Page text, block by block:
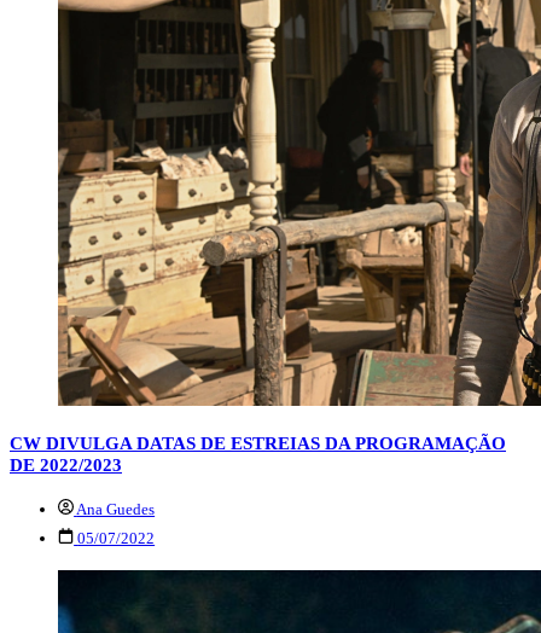
CW DIVULGA DATAS DE ESTREIAS DA PROGRAMAÇÃO
DE 2022/2023
Ana Guedes
05/07/2022